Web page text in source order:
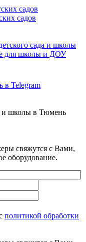
садов
садов
сада и школы
для школы и ДОУ
в Telegram
и школы в Тюмень
свяжутся с Вами,
оборудование.
политикой обработки